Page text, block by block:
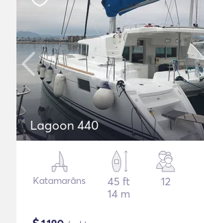
Lagoon 440
Katamarāns
45 ft
14 m
12